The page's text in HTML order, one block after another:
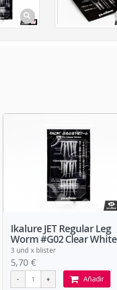
Ikalure JET Regular Leg
Worm #G02 Clear White
3 und x blister
5,70 €
Añadir